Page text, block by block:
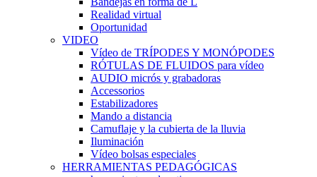
Realidad virtual
Oportunidad
VIDEO
Vídeo de TRÍPODES Y MONÓPODES
RÓTULAS DE FLUIDOS para vídeo
AUDIO micrós y grabadoras
Accessorios
Estabilizadores
Mando a distancia
Camuflaje y la cubierta de la lluvia
Iluminación
Vídeo bolsas especiales
HERRAMIENTAS PEDAGÓGICAS